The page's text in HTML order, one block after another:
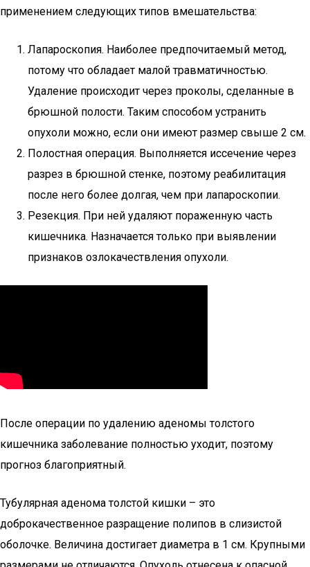
применением следующих типов вмешательства:
Лапароскопия. Наиболее предпочитаемый метод,
потому что обладает малой травматичностью.
Удаление происходит через проколы, сделанные в
брюшной полости. Таким способом устранить
опухоли можно, если они имеют размер свыше 2 см.
Полостная операция. Выполняется иссечение через
разрез в брюшной стенке, поэтому реабилитация
после него более долгая, чем при лапароскопии.
Резекция. При ней удаляют пораженную часть
кишечника. Назначается только при выявлении
признаков озлокачествления опухоли.
После операции по удалению аденомы толстого
кишечника заболевание полностью уходит, поэтому
прогноз благоприятный.
Тубулярная аденома толстой кишки – это
доброкачественное разращение полипов в слизистой
оболочке. Величина достигает диаметра в 1 см. Крупными